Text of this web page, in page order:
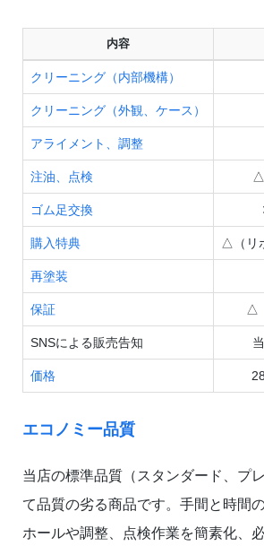
内容
クリーニング（内部機構）
クリーニング（外観、ケース）
アライメント、調整
注油、点検 △
ゴム足交換
購入特典 △（リ
再塗装
保証 △
SNSによる販売告知
価格
エコノミー品質
当店の標準品質（スタンダード、プ
て品質の劣る商品です。手間と時間
ホールや調整、点検作業を簡素化、